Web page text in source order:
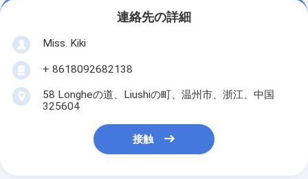
連絡先の詳細
Miss. Kiki
+ 8618092682138
58 Longheの道、Liushiの町、温州市、浙江、中国
325604
接触